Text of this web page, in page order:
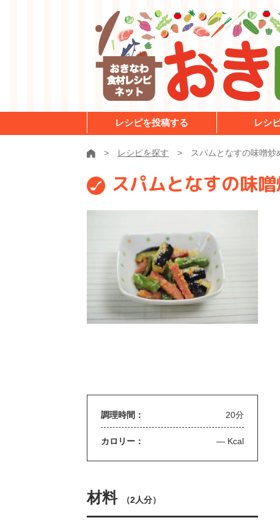
レシピを投稿する レシ
レシピを探す スパムとなすの味噌炒
スパムとなすの味
調理時間： 20分
カロリー： — Kcal
材料 （2人分）